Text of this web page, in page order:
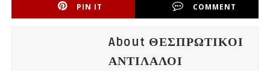
PIN IT COMMENT
About ΘΕΣΠΡΩΤΙΚΟΙ
ΑΝΤΙΛΑΛΟΙ